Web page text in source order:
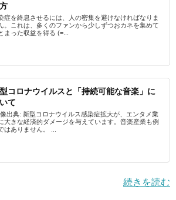
症を終息させるには、人の密集を避けなければなりま
。これは、多くのファンから少しずつおカネを集めて
まった収益を得る (=...
コロナウイルスと「持続可能な音楽」に
て
出典: 新型コロナウイルス感染症拡大が、エンタメ業
大きな経済的ダメージを与えています。音楽産業も例
はありません。 ...
続きを読む